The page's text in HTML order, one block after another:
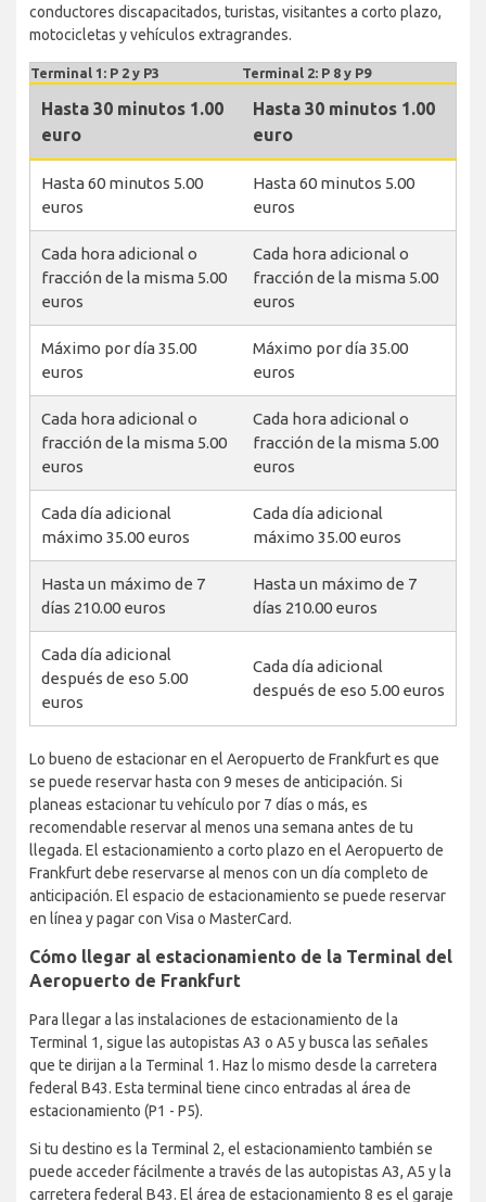
conductores discapacitados, turistas, visitantes a corto plazo,
motocicletas y vehículos extragrandes.
Terminal 1: P 2 y P3 Terminal 2: P 8 y P9
Hasta 30 minutos 1.00
euro
Hasta 30 minutos 1.00
euro
Hasta 60 minutos 5.00
euros
Hasta 60 minutos 5.00
euros
Cada hora adicional o
fracción de la misma 5.00
euros
Cada hora adicional o
fracción de la misma 5.00
euros
Máximo por día 35.00
euros
Máximo por día 35.00
euros
Cada hora adicional o
fracción de la misma 5.00
euros
Cada hora adicional o
fracción de la misma 5.00
euros
Cada día adicional
máximo 35.00 euros
Cada día adicional
máximo 35.00 euros
Hasta un máximo de 7
días 210.00 euros
Hasta un máximo de 7
días 210.00 euros
Cada día adicional
después de eso 5.00
euros
Cada día adicional
después de eso 5.00 euros
Lo bueno de estacionar en el Aeropuerto de Frankfurt es que
se puede reservar hasta con 9 meses de anticipación. Si
planeas estacionar tu vehículo por 7 días o más, es
recomendable reservar al menos una semana antes de tu
llegada. El estacionamiento a corto plazo en el Aeropuerto de
Frankfurt debe reservarse al menos con un día completo de
anticipación. El espacio de estacionamiento se puede reservar
en línea y pagar con Visa o MasterCard.
Cómo llegar al estacionamiento de la Terminal del
Aeropuerto de Frankfurt
Para llegar a las instalaciones de estacionamiento de la
Terminal 1, sigue las autopistas A3 o A5 y busca las señales
que te dirijan a la Terminal 1. Haz lo mismo desde la carretera
federal B43. Esta terminal tiene cinco entradas al área de
estacionamiento (P1 - P5).
Si tu destino es la Terminal 2, el estacionamiento también se
puede acceder fácilmente a través de las autopistas A3, A5 y la
carretera federal B43. El área de estacionamiento 8 es el garaje